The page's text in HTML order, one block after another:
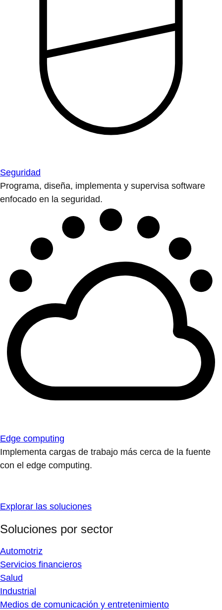
Seguridad
Programa, diseña, implementa y supervisa software
enfocado en la seguridad.
Edge computing
Implementa cargas de trabajo más cerca de la fuente
con el edge computing.
Explorar las soluciones
Soluciones por sector
Automotriz
Servicios financieros
Salud
Industrial
Medios de comunicación y entretenimiento